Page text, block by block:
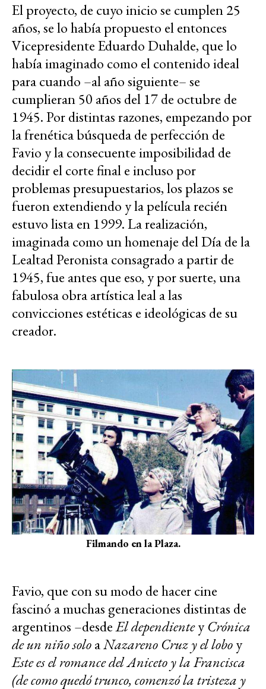
El proyecto, de cuyo inicio se cumplen 25
años, se lo había propuesto el entonces
Vicepresidente Eduardo Duhalde, que lo
había imaginado como el contenido ideal
para cuando –al año siguiente– se
cumplieran 50 años del 17 de octubre de
1945. Por distintas razones, empezando por
la frenética búsqueda de perfección de
Favio y la consecuente imposibilidad de
decidir el corte final e incluso por
problemas presupuestarios, los plazos se
fueron extendiendo y la película recién
estuvo lista en 1999. La realización,
imaginada como un homenaje del Día de la
Lealtad Peronista consagrado a partir de
1945, fue antes que eso, y por suerte, una
fabulosa obra artística leal a las
convicciones estéticas e ideológicas de su
creador.
Filmando en la Plaza.
Favio, que con su modo de hacer cine
fascinó a muchas generaciones distintas de
argentinos –desdeEl dependienteyCrónica
de un niño soloaNazareno Cruz y el loboy
Este es el romance del Aniceto y la Francisca
(de como quedó trunco, comenzó la tristeza y